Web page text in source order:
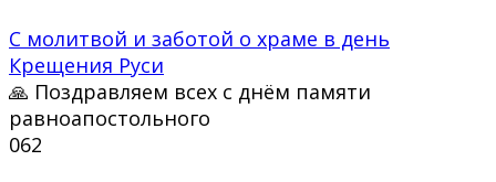
С молитвой и заботой о храме в день
Крещения Руси
🙏 Поздравляем всех с днём памяти
равноапостольного
062